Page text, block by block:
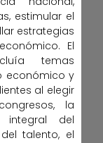
estimular el
estrategias
El
temas
económico y
al elegir
la
integral del
talento, el